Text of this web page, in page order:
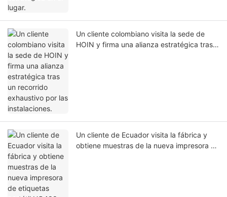
Un cliente colombiano visita la sede de
HOIN y firma una alianza estratégica tras
Un cliente de Ecuador visita la fábrica y
obtiene muestras de la nueva impresora de